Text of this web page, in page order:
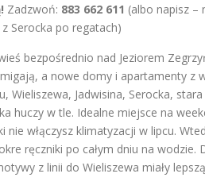
Zadzwoń: 883 662 611 (albo napisz –
Serocka po regatach)
bezpośrednio nad Jeziorem
a nowe domy i apartamenty z
Wieliszewa, Jadwisina, Serocka,
huczy w tle. Idealne miejsce na
włączysz klimatyzacji w lipcu.
ręczniki po całym dniu na wodzie.
z linii do Wieliszewa miały